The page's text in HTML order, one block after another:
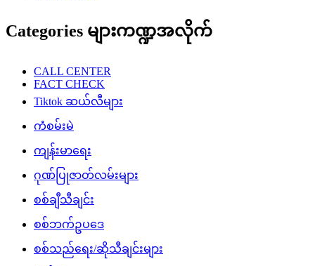
Categories များကဏ္ဍအလိုက်
CALL CENTER
FACT CHECK
Tiktok ဆယ်လီများ
ကံစမ်းမဲ
ကျန်းမာရေး
ဂုဏ်ပြုဇာတ်လမ်းများ
စစ်ချီသီချင်း
စစ်ဘက်ဥပဒေ
စစ်သည်ရေး/ဆိုသီချင်းများ